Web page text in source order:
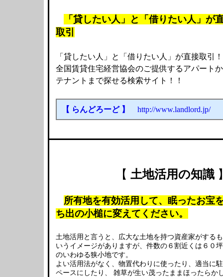
「貸したい人」と「借りたい人」が
取引
「貸したい人」と「借りたい人」が直接取引！
全国賃貸住宅経営協会のご提供するアパート
テナントまで探せる検索サイト！！
【 らんどろーど 】 http://www.landlord.jp/
【 土地活用の知識
所有地を有効活用して、眠ったお宝
ち出の小槌に変えてください。
土地活用と言うと、広大な土地を持つ資産家がする
いうイメージがありますが、件数の６割近くは６０
のいわゆる狭小地です。
よい活用法がなく、物置代わりに使ったり、適当に
ペースにしたり、 雑草が生い茂ったままほったらか